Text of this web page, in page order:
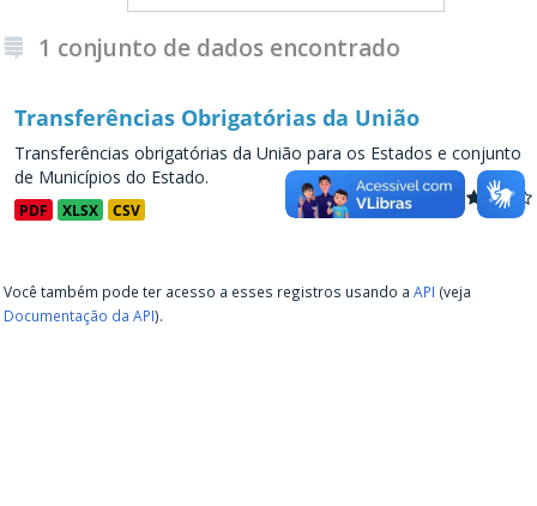
1 conjunto de dados encontrado
Transferências Obrigatórias da União
Transferências obrigatórias da União para os Estados e conjunto
de Municípios do Estado.
PDF XLSX CSV
Você também pode ter acesso a esses registros usando a API (veja
Documentação da API).